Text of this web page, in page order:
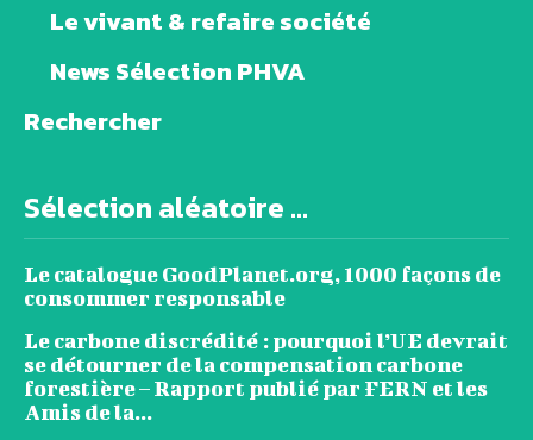
Le vivant & refaire société
News Sélection PHVA
Rechercher
Sélection aléatoire ...
Le catalogue GoodPlanet.org, 1000 façons de
consommer responsable
Le carbone discrédité : pourquoi l’UE devrait
se détourner de la compensation carbone
forestière – Rapport publié par FERN et les
Amis de la...